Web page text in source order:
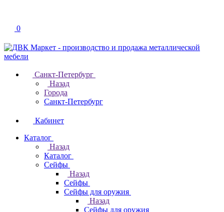
0
Санкт-Петербург
Назад
Города
Санкт-Петербург
Кабинет
Каталог
Назад
Каталог
Cейфы
Назад
Cейфы
Cейфы для оружия
Назад
Cейфы для оружия